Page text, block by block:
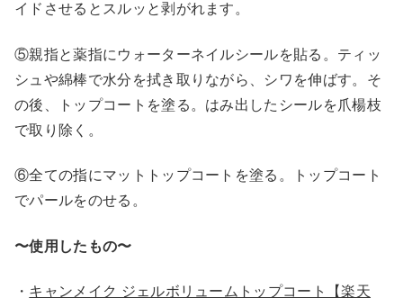
イドさせるとスルッと剥がれます。
⑤親指と薬指にウォーターネイルシールを貼る。ティッ
シュや綿棒で水分を拭き取りながら、シワを伸ばす。そ
の後、トップコートを塗る。はみ出したシールを爪楊枝
で取り除く。
⑥全ての指にマットトップコートを塗る。トップコート
でパールをのせる。
〜使用したもの〜
・ キャンメイク ジェルボリュームトップコート【楽天